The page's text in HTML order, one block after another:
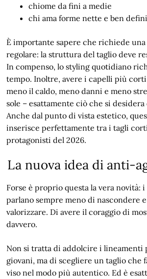
chiome da fini a medie
chi ama forme nette e ben
È importante sapere che richiede
regolare: la struttura del taglio deve
In compenso, lo styling quotidiano
tempo. Inoltre, avere i capelli più
meno il caldo, meno danni e meno
sole – esattamente ciò che si desidera
Anche dal punto di vista estetico,
inserisce perfettamente tra i tagli
protagonisti del 2026.
La nuova idea di anti-
Forse è proprio questa la vera novità:
parlano sempre meno di nascondere
valorizzare. Di avere il coraggio di
davvero.
Non si tratta di addolcire i lineamenti
giovani, ma di scegliere un taglio che
viso nel modo più autentico. Ed è